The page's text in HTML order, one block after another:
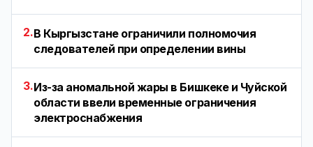
2.В Кыргызстане ограничили полномочия
следователей при определении вины
3.Из-за аномальной жары в Бишкеке и Чуйской
области ввели временные ограничения
электроснабжения